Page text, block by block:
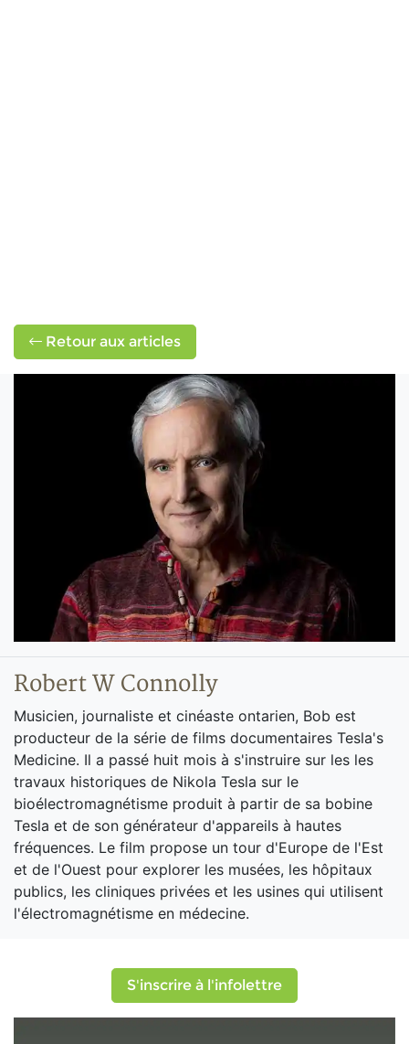
Retour aux articles
Robert W Connolly
Musicien, journaliste et cinéaste ontarien, Bob est
producteur de la série de films documentaires Tesla's
Medicine. Il a passé huit mois à s'instruire sur les les
travaux historiques de Nikola Tesla sur le
bioélectromagnétisme produit à partir de sa bobine
Tesla et de son générateur d'appareils à hautes
fréquences. Le film propose un tour d'Europe de l'Est
et de l'Ouest pour explorer les musées, les hôpitaux
publics, les cliniques privées et les usines qui utilisent
l'électromagnétisme en médecine.
S'inscrire à l'infolettre